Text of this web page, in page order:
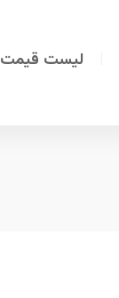
لیست قیمت